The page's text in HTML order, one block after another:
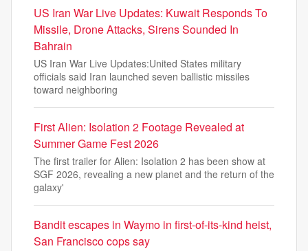
US Iran War Live Updates: Kuwait Responds To
Missile, Drone Attacks, Sirens Sounded In
Bahrain
US Iran War Live Updates:United States military
officials said Iran launched seven ballistic missiles
toward neighboring
First Alien: Isolation 2 Footage Revealed at
Summer Game Fest 2026
The first trailer for Alien: Isolation 2 has been show at
SGF 2026, revealing a new planet and the return of the
galaxy'
Bandit escapes in Waymo in first-of-its-kind heist,
San Francisco cops say